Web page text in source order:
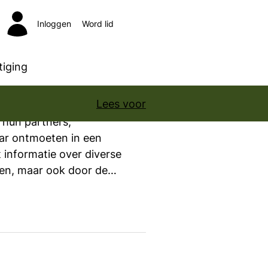
Inloggen Word lid
Lees voor
hun partners,
ontmoeten in een
over diverse
maar ook door de